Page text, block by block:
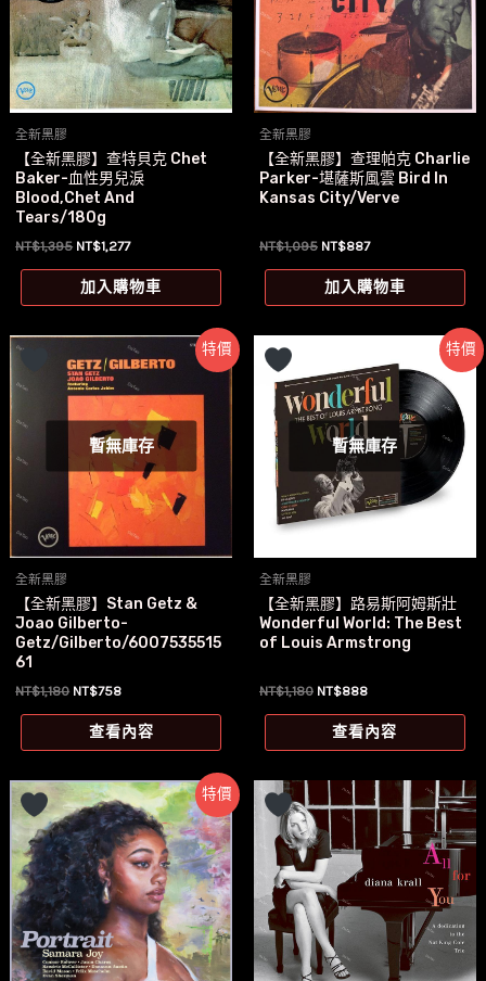
全新黑膠
【全新黑膠】查特貝克 Chet
Baker-血性男兒淚
Blood,Chet And
Tears/180g
NT$1,395 原
價
格：
NT$1,277目
價
格：
加入購物車
全新黑膠
【全新黑膠】查理帕克 Charlie
Parker-堪薩斯風雲 Bird In
Kansas City/Verve
NT$1,095 原
價
格：
NT$887目
價
格：
加入購物車
特價
暫無庫存
全新黑膠
【全新黑膠】Stan Getz &
Joao Gilberto-
Getz/Gilberto/6007535515
61
NT$1,180 原
格：
NT$758目
價
格：
查看內容
特價
暫無庫存
全新黑膠
【全新黑膠】路易斯阿姆斯壯
Wonderful World: The Best
of Louis Armstrong
NT$1,180 原
格：
NT$888目
價
格：
查看內容
特價